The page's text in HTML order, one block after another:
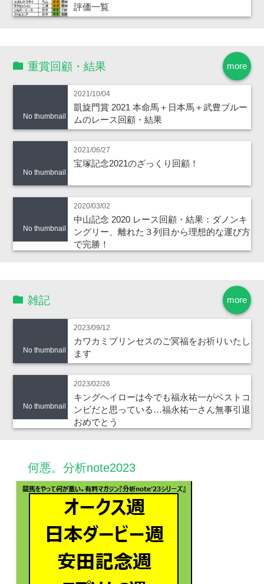
評価一覧
more
重賞回顧・結果
No thumbnail
2021/10/04
凱旋門賞 2021 本命馬＋日本馬＋武豊ブルー
ムのレース回顧・結果
No thumbnail
2021/06/27
宝塚記念2021のざっくり回顧！
No thumbnail
2020/03/02
中山記念 2020 レース回顧・結果：ダノンキ
ングリー、離れた３列目から理想的な運び方
で完勝！
more
雑記
No thumbnail
2023/09/12
カワカミプリンセスのご冥福をお祈りいたし
ます
No thumbnail
2023/02/26
キングヘイローは今でも福永祐一がベストコ
ンビだと思っている…福永祐一さん無事引退
おめでとう
何悪。分析note2023